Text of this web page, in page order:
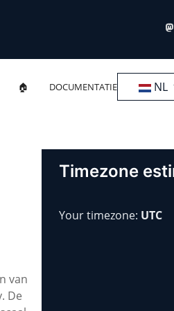
🏠 DOCUMENTATIESelecteerNL
van
De
Timezone
Your timezone: UTC